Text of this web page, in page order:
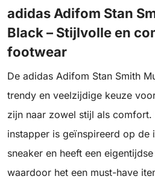
adidas Adifom Stan
Black – Stijlvolle en
footwear
De adidas Adifom Stan Smith
trendy en veelzijdige keuze
zijn naar zowel stijl als comfort.
instapper is geïnspireerd op de
sneaker en heeft een
waardoor het een must-have